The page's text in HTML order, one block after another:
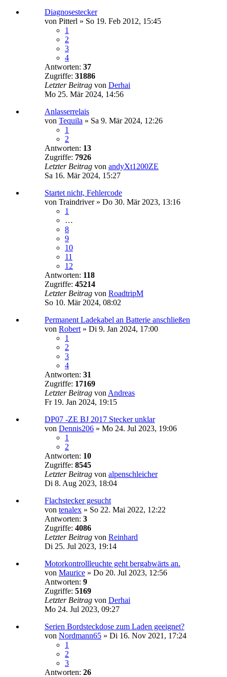
Diagnosestecker
von Pitterl » So 19. Feb 2012, 15:45
1
2
3
4
Antworten: 37
Zugriffe: 31886
Letzter Beitrag von Derhai
Mo 25. Mär 2024, 14:56
Anlasserrelais
von Tequila » Sa 9. Mär 2024, 12:26
1
2
Antworten: 13
Zugriffe: 7926
Letzter Beitrag von andyXt1200ZE
Sa 16. Mär 2024, 15:27
Startet nicht, Fehlercode
von Traindriver» Do 30. Mär 2023, 13:16
1
…
8
9
10
11
12
Antworten: 118
Zugriffe: 45214
Letzter Beitrag von RoadtripM
So 10. Mär 2024, 08:02
Permanent Ladekabel an Batterie anschließen
von Robert » Di 9. Jan 2024, 17:00
1
2
3
4
Antworten: 31
Zugriffe: 17169
Letzter Beitrag von Andreas
Fr 19. Jan 2024, 19:15
DP07 -ZE BJ 2017 Stecker unklar
von Dennis206 » Mo 24. Jul 2023, 19:06
1
2
Antworten: 10
Zugriffe: 8545
Letzter Beitrag von alpenschleicher
Di 8. Aug 2023, 18:04
Flachstecker gesucht
von tenalex » So 22. Mai 2022, 12:22
Antworten: 3
Zugriffe: 4086
Letzter Beitrag von Reinhard
Di 25. Jul 2023, 19:14
Motorkontrollleuchte geht bergabwärts an.
von Maurice » Do 20. Jul 2023, 12:56
Antworten: 9
Zugriffe: 5169
Letzter Beitrag von Derhai
Mo 24. Jul 2023, 09:27
Serien Bordsteckdose zum Laden geeignet?
von Nordmann65 » Di 16. Nov 2021, 17:24
1
2
3
Antworten: 26